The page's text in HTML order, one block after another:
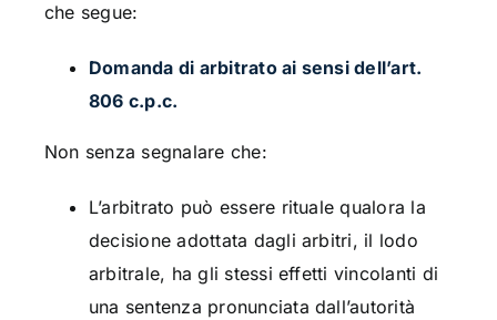
che segue:
Domanda di arbitrato ai sensi dell’art.
806 c.p.c.
Non senza segnalare che:
L’arbitrato può essere rituale qualora la
decisione adottata dagli arbitri, il lodo
arbitrale, ha gli stessi effetti vincolanti di
una sentenza pronunciata dall’autorità